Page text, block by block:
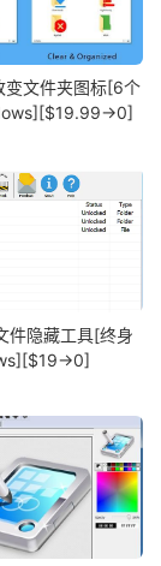
变文件夹图标[6个
件隐藏工具[终身